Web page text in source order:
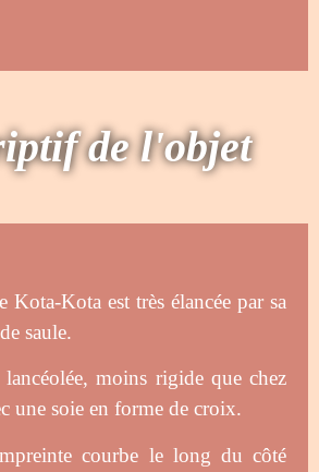
de l'objet
Kota-Kota est très élancée par sa
saule.
moins rigide que chez
une soie en forme de croix.
courbe le long du côté